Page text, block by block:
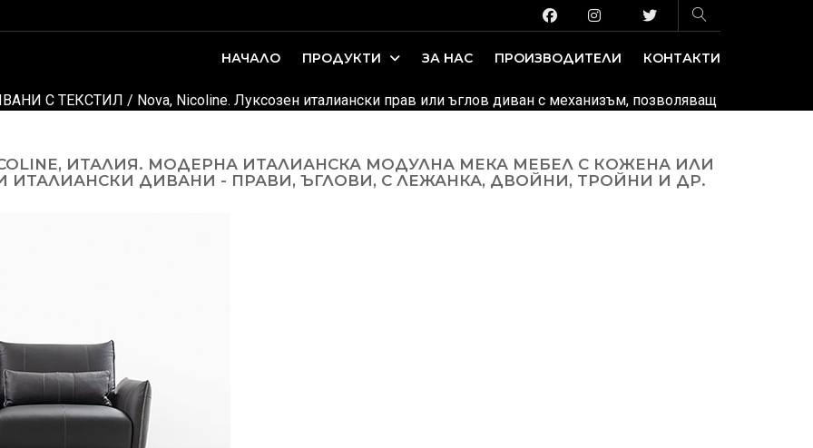
НАЧАЛО ПРОДУКТИ ЗА НАС ПРОИЗВОДИТЕЛИ КОНТАКТИ
С ТЕКСТИЛ / Nova, Nicoline. Луксозен италиански прав или ъглов диван с механизъм, позволяващ промяната на
ИТАЛИЯ. МОДЕРНА ИТАЛИАНСКА МОДУЛНА МЕКА МЕБЕЛ С КОЖЕНА ИЛИ
ИТАЛИАНСКИ ДИВАНИ - ПРАВИ, ЪГЛОВИ, С ЛЕЖАНКА, ДВОЙНИ, ТРОЙНИ И ДР.